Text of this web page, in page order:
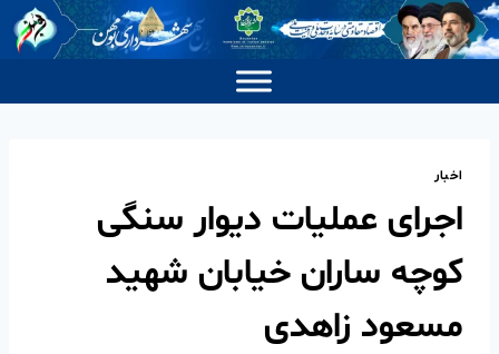
اخبار
اجرای عملیات دیوار سنگی
کوچه ساران خیابان شهید
مسعود زاهدی